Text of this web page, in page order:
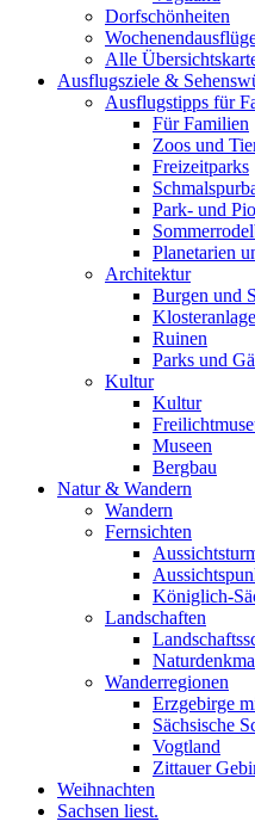
Dorfschönheiten
Alle
Ausflugsziele &
Ausflugstipps für
Für Familien
Zoos und
Freizeitparks
Park- und
Planetarien
Architektur
Burgen und
Ruinen
Parks und
Kultur
Kultur
Museen
Bergbau
Natur & Wandern
Wandern
Fernsichten
Königlich-
Landschaften
Wanderregionen
Erzgebirge
Sächsische
Vogtland
Zittauer
Weihnachten
Sachsen liest.